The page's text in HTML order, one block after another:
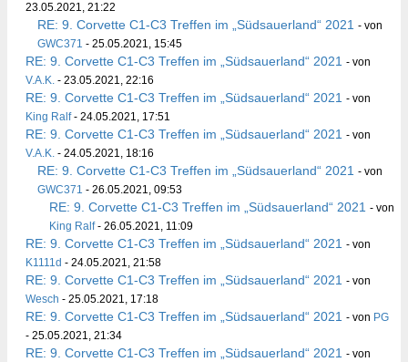
23.05.2021, 21:22
RE: 9. Corvette C1-C3 Treffen im „Südsauerland“ 2021 - von
GWC371 - 25.05.2021, 15:45
RE: 9. Corvette C1-C3 Treffen im „Südsauerland“ 2021 - von
V.A.K. - 23.05.2021, 22:16
RE: 9. Corvette C1-C3 Treffen im „Südsauerland“ 2021 - von
King Ralf- 24.05.2021, 17:51
RE: 9. Corvette C1-C3 Treffen im „Südsauerland“ 2021 - von
V.A.K. - 24.05.2021, 18:16
RE: 9. Corvette C1-C3 Treffen im „Südsauerland“ 2021 - von
GWC371 - 26.05.2021, 09:53
RE: 9. Corvette C1-C3 Treffen im „Südsauerland“ 2021 - von
King Ralf- 26.05.2021, 11:09
RE: 9. Corvette C1-C3 Treffen im „Südsauerland“ 2021 - von
K1111d - 24.05.2021, 21:58
RE: 9. Corvette C1-C3 Treffen im „Südsauerland“ 2021 - von
Wesch - 25.05.2021, 17:18
RE: 9. Corvette C1-C3 Treffen im „Südsauerland“ 2021 - von PG
- 25.05.2021, 21:34
RE: 9. Corvette C1-C3 Treffen im „Südsauerland“ 2021 - von